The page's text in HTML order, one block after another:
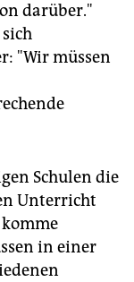
darüber."
"Wir müssen
Schulen die
Unterricht
in einer